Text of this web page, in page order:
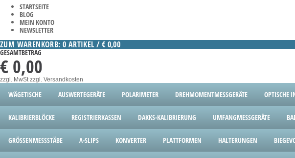
STARTSEITE
BLOG
MEIN KONTO
NEWSLETTER
ZUM WARENKORB: 0 ARTIKEL / € 0,00
GESAMTBETRAG
€ 0,00
zzgl. MwStzzgl. Versandkosten
WÄGETISCHE AUSWERTEGERÄTE POLARIMETER DREHMOMENTMESSGERÄTE OPTISCHE
KALIBRIERBLÖCKE REGISTRIERKASSEN DAKKS-KALIBRIERUNG UMFANGMESSGERÄTE
GRÖSSENMESSSTÄBE Λ-SLIPS KONVERTER PLATTFORMEN HALTERUNGEN